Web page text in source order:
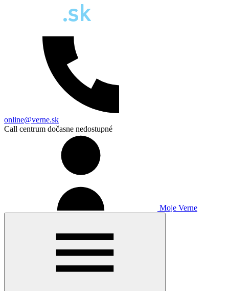
online@verne.sk
Call centrum dočasne nedostupné
Moje Verne